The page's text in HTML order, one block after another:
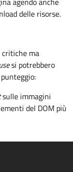
delle risorse.
critiche ma
si potrebbero
sulle immagini
del DOM più